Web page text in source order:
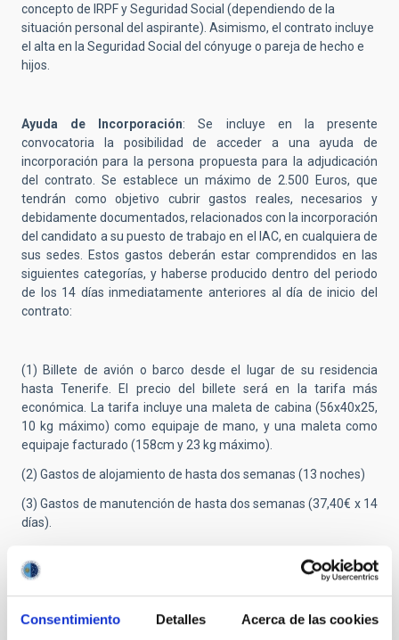
Consentimiento Detalles Acerca de las cookies
concepto de IRPF y Seguridad Social (dependiendo de la
situación personal del aspirante). Asimismo, el contrato incluye
el alta en la Seguridad Social del cónyuge o pareja de hecho e
hijos.
Ayuda de Incorporación: Se incluye en la presente
convocatoria la posibilidad de acceder a una ayuda de
incorporación para la persona propuesta para la adjudicación
del contrato. Se establece un máximo de 2.500 Euros, que
tendrán como objetivo cubrir gastos reales, necesarios y
debidamente documentados, relacionados con la incorporación
del candidato a su puesto de trabajo en el IAC, en cualquiera de
sus sedes. Estos gastos deberán estar comprendidos en las
siguientes categorías, y haberse producido dentro del periodo
de los 14 días inmediatamente anteriores al día de inicio del
contrato:
(1) Billete de avión o barco desde el lugar de su residencia
hasta Tenerife. El precio del billete será en la tarifa más
económica. La tarifa incluye una maleta de cabina (56x40x25,
10 kg máximo) como equipaje de mano, y una maleta como
equipaje facturado (158cm y 23 kg máximo).
(2) Gastos de alojamiento de hasta dos semanas (13 noches)
(3) Gastos de manutención de hasta dos semanas (37,40€ x 14
días).
No se reembolsará ningún otro tipo de gasto (taxi, tren,
autobús, etc.). Esta ayuda tiene consideración de retribución
dineraria, y al importe justificado se le aplicará la retención del